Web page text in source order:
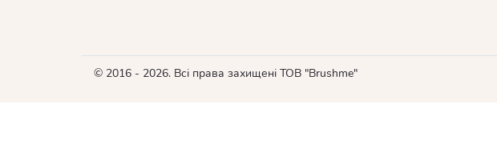
© 2016 - 2026. Всі права захищені ТОВ "Brushme"